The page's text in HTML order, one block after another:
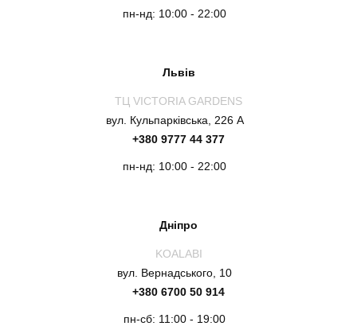
пн-нд: 10:00 - 22:00
Львів
ТЦ VICTORIA GARDENS
вул. Кульпарківська, 226 А
+380 9777 44 377
пн-нд: 10:00 - 22:00
Дніпро
KOALABI
вул. Вернадського, 10
+380 6700 50 914
пн-сб: 11:00 - 19:00